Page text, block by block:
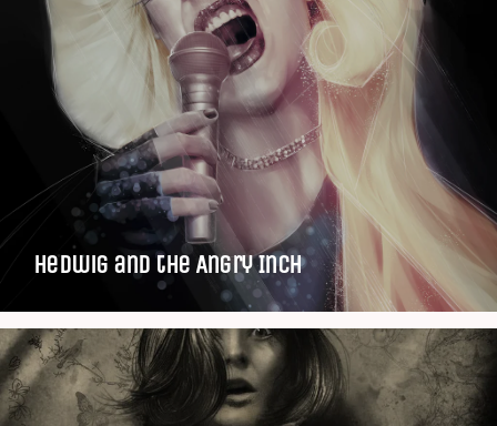
Hedwig and the Angry Inch